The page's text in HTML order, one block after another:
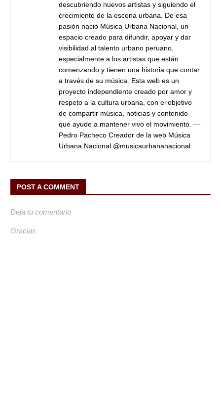
descubriendo nuevos artistas y siguiendo el
crecimiento de la escena urbana. De esa
pasión nació Música Urbana Nacional, un
espacio creado para difundir, apoyar y dar
visibilidad al talento urbano peruano,
especialmente a los artistas que están
comenzando y tienen una historia que contar
a través de su música. Esta web es un
proyecto independiente creado por amor y
respeto a la cultura urbana, con el objetivo
de compartir música, noticias y contenido
que ayude a mantener vivo el movimiento. —
Pedro Pacheco Creador de la web Música
Urbana Nacional @musicaurbananacional
POST A COMMENT
Deja tu comentario
Gracias